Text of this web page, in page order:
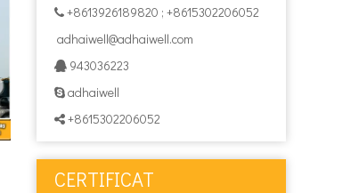
 +8613926189820 ; +8615302206052
adhaiwell@adhaiwell.com
 943036223
 adhaiwell
 +8615302206052
CERTIFICAT